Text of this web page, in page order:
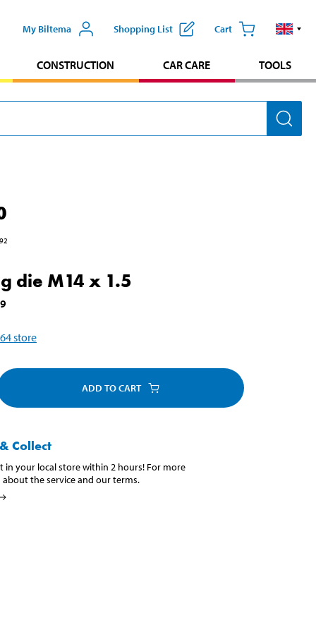
My Biltema Shopping List Cart
CONSTRUCTION CAR CARE TOOLS
die M14 x 1.5
64store
ADD TO CART
Collect
in your local store within 2 hours! For more
the service and our terms.